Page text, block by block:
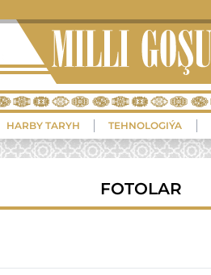
HARBY TARYH TEHNOLOGIÝA
FOTOLAR